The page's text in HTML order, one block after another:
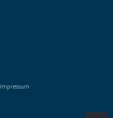
Impressum